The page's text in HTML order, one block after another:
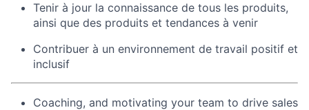
Tenir à jour la connaissance de tous les produits,
ainsi que des produits et tendances à venir
Contribuer à un environnement de travail positif et
inclusif
Coaching, and motivating your team to drive sales